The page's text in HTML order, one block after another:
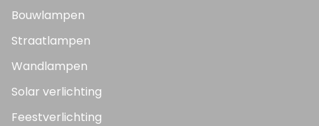
Bouwlampen
Straatlampen
Wandlampen
Solar verlichting
Feestverlichting